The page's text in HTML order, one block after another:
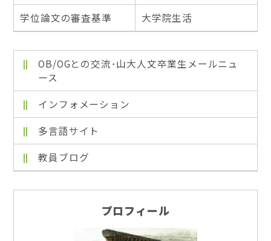
学位論文の審査基準 大学院生活
OB/OGとの交流･山大人文卒業生メールニュ
ース
インフォメーション
多言語サイト
教員ブログ
プロフィール